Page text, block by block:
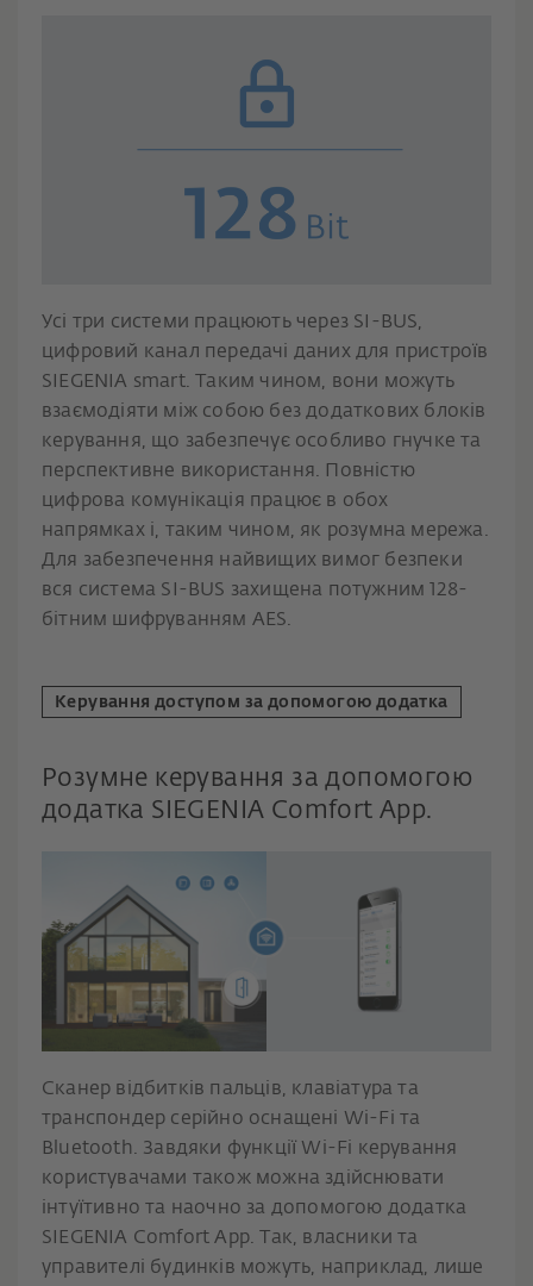
Усі три системи працюють через SI-BUS,
цифровий канал передачі даних для пристроїв
SIEGENIA smart. Таким чином, вони можуть
взаємодіяти між собою без додаткових блоків
керування, що забезпечує особливо гнучке та
перспективне використання. Повністю
цифрова комунікація працює в обох
напрямках і, таким чином, як розумна мережа.
Для забезпечення найвищих вимог безпеки
вся система SI-BUS захищена потужним 128-
бітним шифруванням AES.
Керування доступом за допомогою додатка
Розумне керування за допомогою
додатка SIEGENIA Comfort App.
Сканер відбитків пальців, клавіатура та
транспондер серійно оснащені Wi-Fi та
Bluetooth. Завдяки функції Wi-Fi керування
користувачами також можна здійснювати
інтуїтивно та наочно за допомогою додатка
SIEGENIA Comfort App. Так, власники та
управителі будинків можуть, наприклад, лише